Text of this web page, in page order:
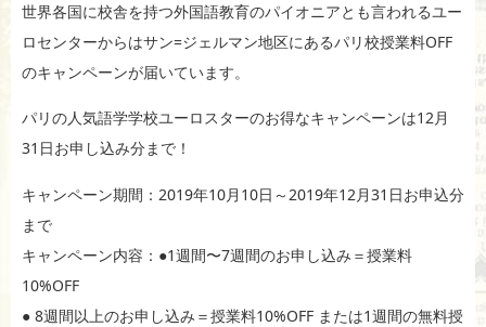
世界各国に校舎を持つ外国語教育のパイオニアとも言われるユー
ロセンターからはサン=ジェルマン地区にあるパリ校授業料OFF
のキャンペーンが届いています。
パリの人気語学学校ユーロスターのお得なキャンペーンは12月
31日お申し込み分まで！
キャンペーン期間：2019年10月10日～2019年12月31日お申込分
まで
キャンペーン内容：●1週間〜7週間のお申し込み＝授業料
10%OFF
● 8週間以上のお申し込み＝授業料10%OFF または1週間の無料授